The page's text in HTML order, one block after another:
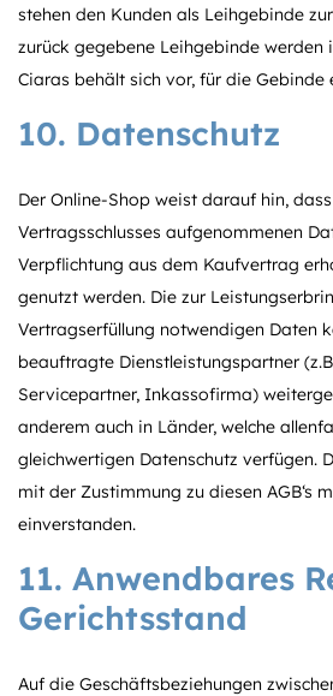
stehen den Kunden als Leihgebinde
zurück gegebene Leihgebinde werden
Ciaras behält sich vor, für die Gebinde
10. Datenschutz
Der Online-Shop weist darauf hin,
Vertragsschlusses aufgenommenen
Verpflichtung aus dem Kaufvertrag
genutzt werden. Die zur
Vertragserfüllung notwendigen Daten
beauftragte Dienstleistungspartner
Servicepartner, Inkassofirma)
anderem auch in Länder, welche
gleichwertigen Datenschutz verfügen.
mit der Zustimmung zu diesen AGB‘s
einverstanden.
11. Anwendbares
Gerichtsstand
Auf die Geschäftsbeziehungen